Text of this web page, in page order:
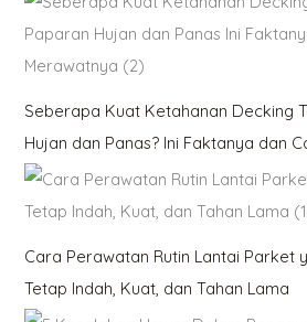
Seberapa Kuat Ketahanan Decking
Hujan dan Panas? Ini Faktanya dan
Cara Perawatan Rutin Lantai Parket
Tetap Indah, Kuat, dan Tahan Lama